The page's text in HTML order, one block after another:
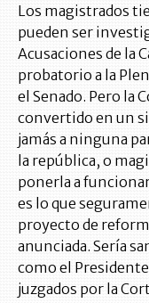
Los magistrados
pueden ser
Acusaciones de la
probatorio a la
el Senado. Pero la
convertido en un
jamás a ninguna
la república, o
ponerla a
es lo que
proyecto de
anunciada. Sería
como el
juzgados por la